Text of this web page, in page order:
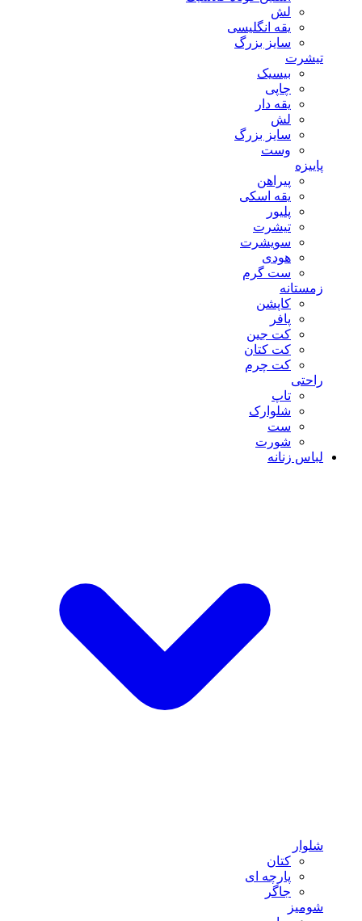
لش
یقه انگلیسی
سایز بزرگ
تیشرت
بیسیک
چاپی
یقه دار
لش
سایز بزرگ
وست
پاییزه
پیراهن
یقه اسکی
پلیور
تیشرت
سویشرت
هودی
ست گرم
زمستانه
کاپشن
پافر
کت جین
کت کتان
کت چرم
راحتی
تاپ
شلوارک
ست
شورت
لباس زنانه
شلوار
کتان
پارچه ای
جاگر
شومیز